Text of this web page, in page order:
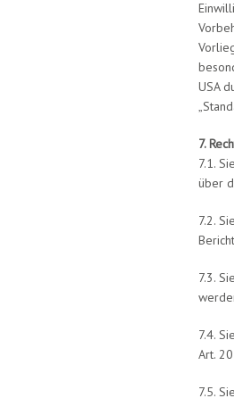
USA
7.
7.1.
über
7.2.
7.3.
7.4.
Art.
7.5.